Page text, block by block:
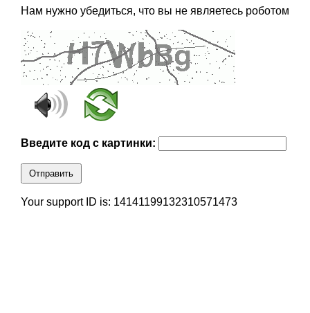
Нам нужно убедиться, что вы не являетесь роботом
Введите код с картинки:
Отправить
Your support ID is: 14141199132310571473